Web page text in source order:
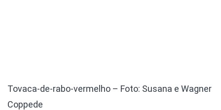
Tovaca-de-rabo-vermelho – Foto: Susana e Wagner
Coppede